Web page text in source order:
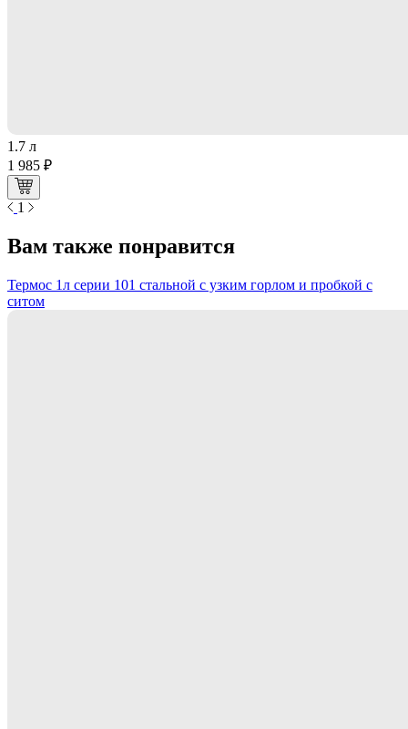
1.7 л
1 985 ₽
1
Вам также понравится
Термос 1л серии 101 стальной с узким горлом и пробкой с
ситом